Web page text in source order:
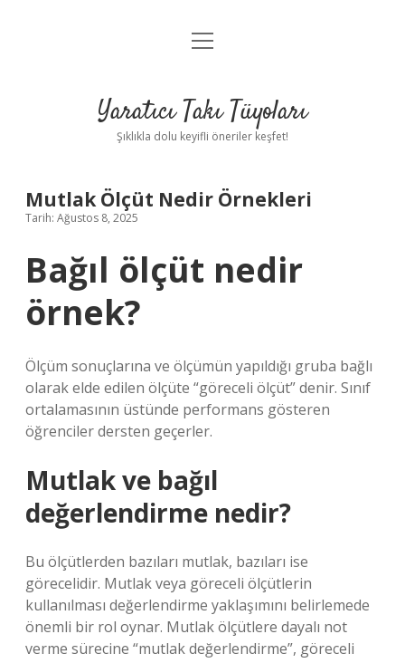
Anasayfa
Yasal Uyarı
menüyü
Yaratıcı Takı Tüyoları
Şıklıkla dolu keyifli öneriler keşfet!
Mutlak Ölçüt Nedir Örnekleri
Tarih: Ağustos 8, 2025
Bağıl ölçüt nedir
örnek?
Ölçüm sonuçlarına ve ölçümün yapıldığı gruba bağlı
olarak elde edilen ölçüte “göreceli ölçüt” denir. Sınıf
ortalamasının üstünde performans gösteren
öğrenciler dersten geçerler.
Mutlak ve bağıl
değerlendirme nedir?
Bu ölçütlerden bazıları mutlak, bazıları ise
görecelidir. Mutlak veya göreceli ölçütlerin
kullanılması değerlendirme yaklaşımını belirlemede
önemli bir rol oynar. Mutlak ölçütlere dayalı not
verme sürecine “mutlak değerlendirme”, göreceli